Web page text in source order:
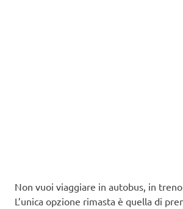
Non vuoi viaggiare in autobus, in
L’unica opzione rimasta è quella di